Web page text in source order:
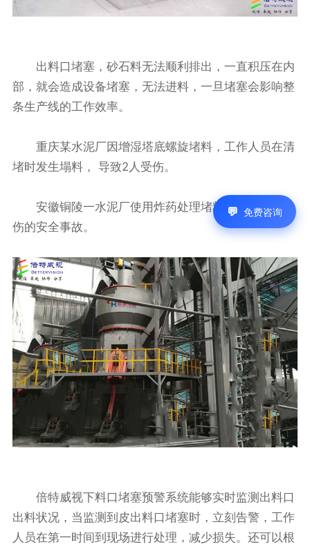
出料口堵塞，砂石料无法顺利排出，一直积压在内
部，就会造成设备堵塞，无法进料，一旦堵塞会影响整
条生产线的工作效率。
重庆某水泥厂因增湿塔底螺旋堵料，工作人员在清
堵时发生塌料， 导致2人受伤。
安徽铜陵一水泥厂使用炸药处理堵料时造成 2 死 1
伤的安全事故。
倍特威视下料口堵塞预警系统能够实时监测出料口
出料状况，当监测到皮出料口堵塞时，立刻告警，工作
人员在第一时间到现场进行处理，减少损失。还可以根
免费咨询